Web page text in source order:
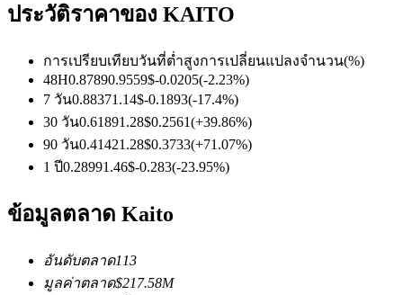
ฟิวเจอร์ส USDC
ฟิวเจอร์สที่ใช้ USDC เป็นหลักประกัน
ประวัติราคาของ KAITO
การเปรียบเทียบวันที่ต่ำสูงการเปลี่ยนแปลงจำนวน(%)
48H0.87890.9559$-0.0205(-2.23%)
7 วัน0.88371.14$-0.1893(-17.4%)
30 วัน0.61891.28$0.2561(+39.86%)
90 วัน0.41421.28$0.3733(+71.07%)
1 ปี0.28991.46$-0.283(-23.95%)
ข้อมูลตลาด Kaito
อันดับตลาด113
มูลค่าตลาด$217.58M